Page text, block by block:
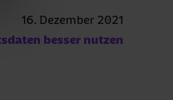
16. Dezember 2021
besser nutzen